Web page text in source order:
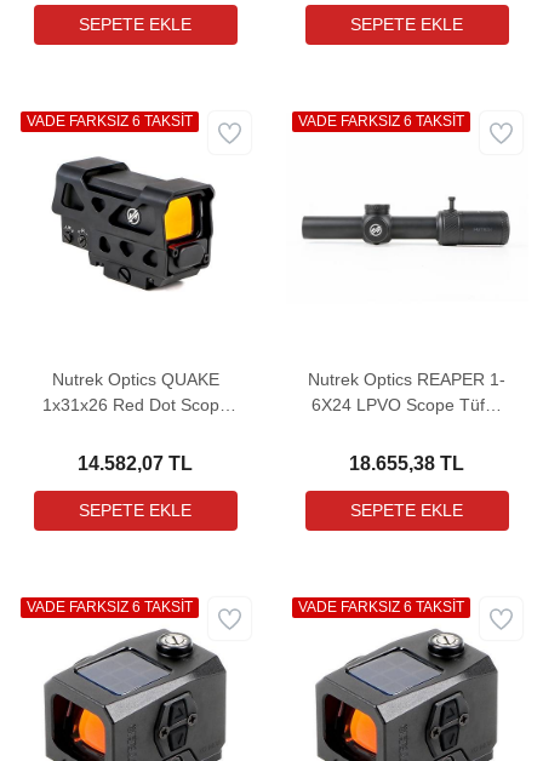
Nutrek Optics QUAKE
1x31x26 Red Dot Scope
Noktalayıcı Red Dot Sight
14.582,07 TL
VADE FARKSIZ 6 TAKSİT
Nutrek Optics REAPER 1-
6X24 LPVO Scope Tüfek
18.655,38 TL
VADE FARKSIZ 6 TAKSİT
VADE FARKSIZ 6 TAKSİT VADE FARKSIZ 6 TAKSİT